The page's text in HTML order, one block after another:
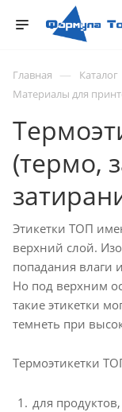
Главная — Каталог
Материалы для
(термо,
Этикетки ТОП
верхний слой.
попадания влаги
Но под верхним
такие этикетки
темнеть при
Термоэтикетки
для